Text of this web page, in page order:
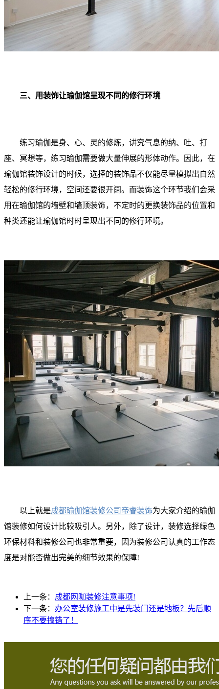
三、用装饰让瑜伽馆呈现不同的修行环境
练习瑜伽是身、心、灵的修炼，讲究气息的纳、吐、打
座、冥想等，练习瑜伽需要做大量伸展的形体动作。因此，在
瑜伽馆装饰设计的时候，选择的装饰品不仅能尽量模拟出自然
轻松的修行环境，空间还要很开阔。而装饰这个环节我们会采
用在瑜伽馆的墙壁和墙顶装饰，不定时的更换装饰品的位置和
种类还能让瑜伽馆时时呈现出不同的修行环境。
以上就是成都瑜伽馆装修公司帝睿装饰为大家介绍的瑜伽
馆装修如何设计比较吸引人。另外，除了设计，装修选择绿色
环保材料和装修公司也非常重要，因为装修公司认真的工作态
度是对能否做出完美的细节效果的保障!
上一条： 成都网咖装修注意事项!
下一条： 办公室装修施工中是先装门还是地板？先后顺
序不要搞错了！